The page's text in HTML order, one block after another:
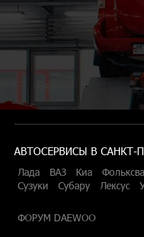
АВТОСЕРВИСЫ В САНКТ-
Лада ВАЗ Киа
Сузуки
Субару Лексус
ФОРУМ DAEWOO